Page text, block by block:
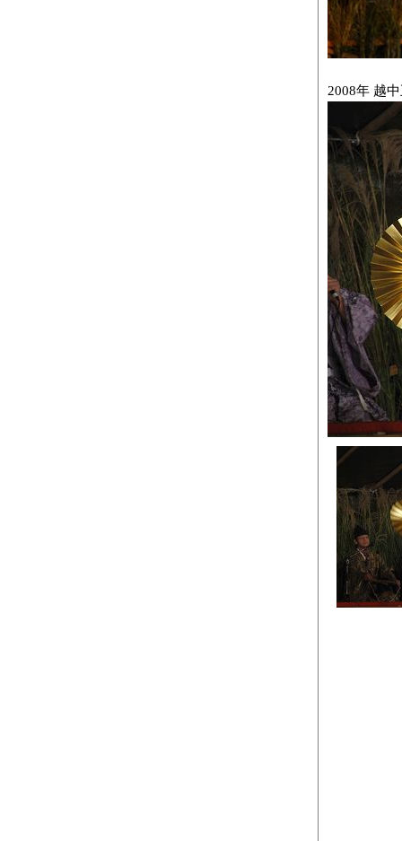
2008年 越